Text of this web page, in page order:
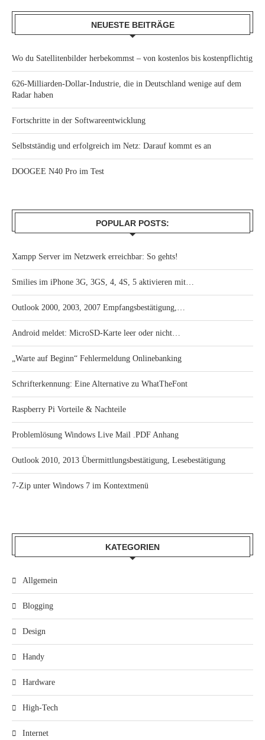
NEUESTE BEITRÄGE
Wo du Satellitenbilder herbekommst – von kostenlos bis kostenpflichtig
626-Milliarden-Dollar-Industrie, die in Deutschland wenige auf dem
Radar haben
Fortschritte in der Softwareentwicklung
Selbstständig und erfolgreich im Netz: Darauf kommt es an
DOOGEE N40 Pro im Test
POPULAR POSTS:
Xampp Server im Netzwerk erreichbar: So gehts!
Smilies im iPhone 3G, 3GS, 4, 4S, 5 aktivieren mit…
Outlook 2000, 2003, 2007 Empfangsbestätigung,…
Android meldet: MicroSD-Karte leer oder nicht…
„Warte auf Beginn“ Fehlermeldung Onlinebanking
Schrifterkennung: Eine Alternative zu WhatTheFont
Raspberry Pi Vorteile & Nachteile
Problemlösung Windows Live Mail .PDF Anhang
Outlook 2010, 2013 Übermittlungsbestätigung, Lesebestätigung
7-Zip unter Windows 7 im Kontextmenü
KATEGORIEN
Allgemein
Blogging
Design
Handy
Hardware
High-Tech
Internet